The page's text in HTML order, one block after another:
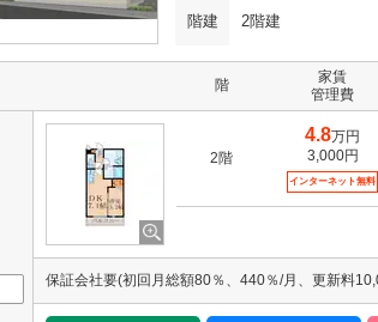
階建 2階建
階
家賃
管理費
2階
4.8万円
3,000円
インターネット無料